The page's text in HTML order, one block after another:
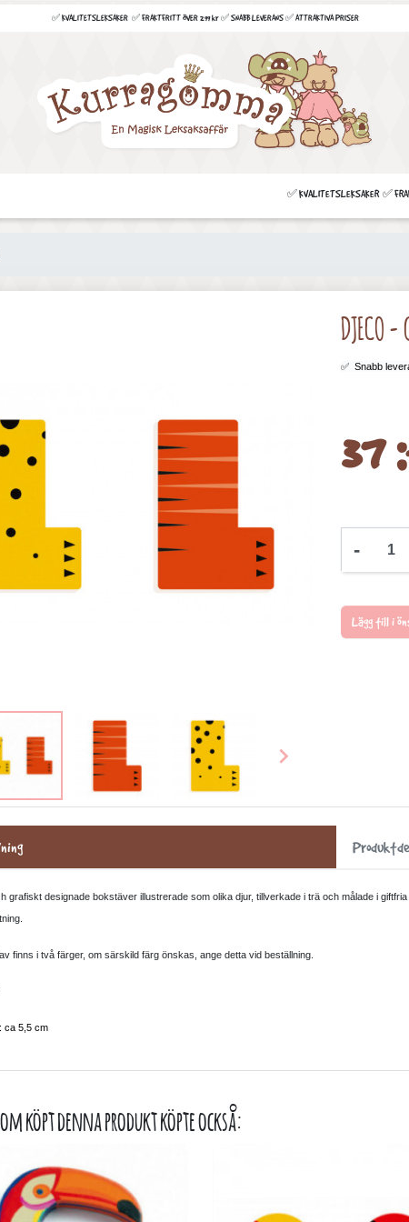
✅ KVALITETSLEKSAKER ✅ FRAKTFRITT ÖVER 299 kr ✅ SNABB LEVERANS ✅ ATTRAKTIVA PRISER
✅ KVALITETSLEKSAKER ✅

DJECO -
✅ Snabb
37
-
Lägg till i
grafiskt designade bokstäver illustrerade som olika djur, tillverkade i trä och målade i
finns i två färger, om särskild färg önskas, ange detta vid beställning.
ca 5,5 cm
köpt denna produkt köpte också: